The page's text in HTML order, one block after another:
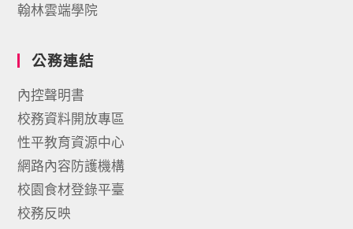
翰林雲端學院
公務連結
內控聲明書
校務資料開放專區
性平教育資源中心
網路內容防護機構
校園食材登錄平臺
校務反映